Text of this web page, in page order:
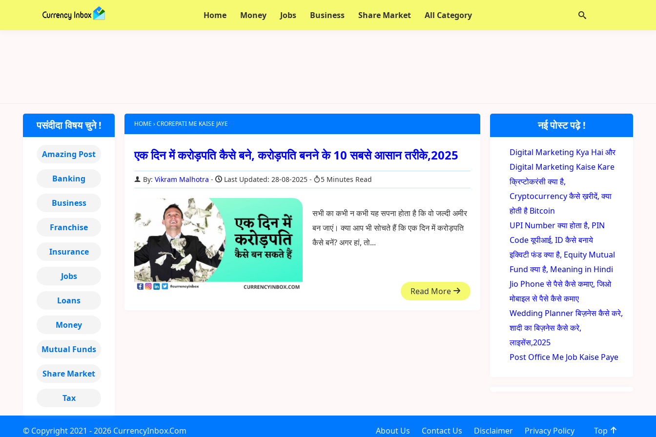
Home Money Jobs Business Share Market All Category
HOME ›CROREPATI ME KAISE JAYE
एक दिन में करोड़पति कैसे बने, करोड़पति बनने के 10 सबसे आसान तरीके,2025
By:Vikram Malhotra Last Updated: 28-08-2025 5 Minutes Read
सभी का कभी न कभी यह सपना होता है कि वो जल्दी अमीर
बन जाएं। क्या आप भी सोचते हैं कि एक दिन में करोड़पति
कैसे बनें? अगर हां, तो...
Read More
नई पोस्ट पढ़े !
Digital Marketing Kya Hai और
Digital Marketing Kaise Kare
क्रिप्टोकरंसी क्या है,
Cryptocurrency कैसे ख़रीदें, क्या
होती है Bitcoin
UPI Number क्या होता है, PIN
Code यूपीआई, ID कैसे बनाये
इक्विटी फंड क्या है, Equity Mutual
Fund क्या है, Meaning in Hindi
Jio Phone से पैसे कैसे कमाए, जिओ
मोबाइल से पैसे कैसे कमाए
Wedding Planner बिज़नेस कैसे करे,
शादी का बिज़नेस कैसे करे,
लाइसेंस,2025
Post Office Me Job Kaise Paye
पसंदीदा विषय चुने !
Amazing Post
Banking
Business
Franchise
Insurance
Jobs
Loans
Money
Mutual Funds
Share Market
Tax
© Copyright2021 - 2026 CurrencyInbox.Com About Us Contact Us Disclaimer Privacy Policy Top